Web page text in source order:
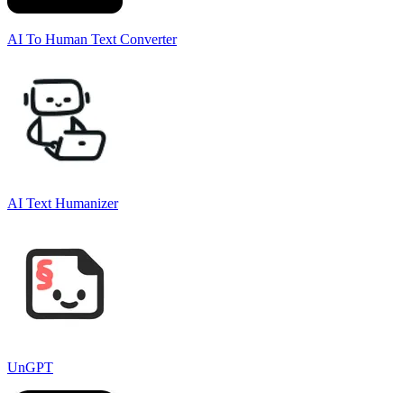
AI To Human Text Converter
AI Text Humanizer
UnGPT